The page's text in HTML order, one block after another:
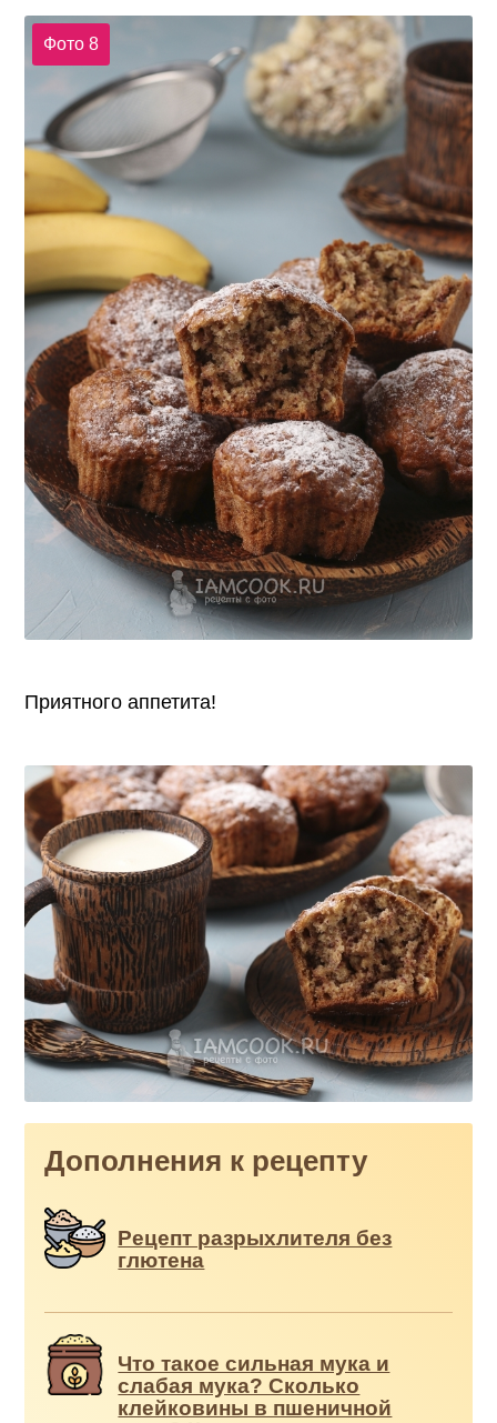
Фото 8
Приятного аппетита!
Дополнения к рецепту
Рецепт разрыхлителя без
глютена
Что такое сильная мука и
слабая мука? Сколько
клейковины в пшеничной